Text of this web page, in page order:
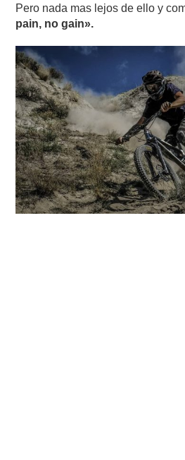
Pero nada mas lejos de ello y
pain, no gain».